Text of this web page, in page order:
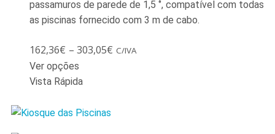
passamuros de parede de 1,5 ‘’, compatível com todas
as piscinas fornecido com 3 m de cabo.
162,36€ – 303,05€ C/IVA
Ver opções
Vista Rápida